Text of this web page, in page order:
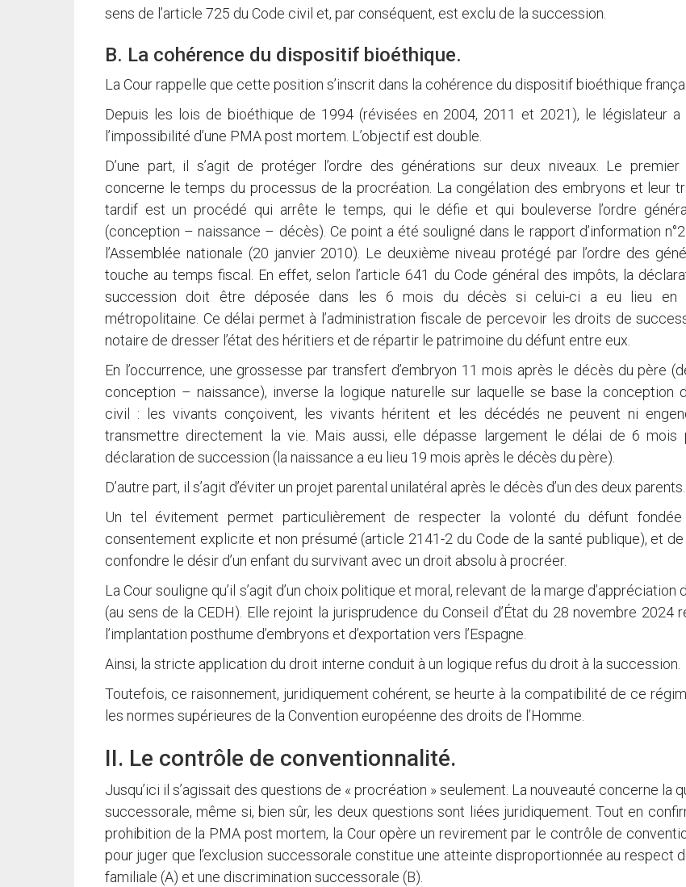
sens de l’article 725 du Code civil et, par conséquent, est exclu de la succession.
B. La cohérence du dispositif bioéthique.
La Cour rappelle que cette position s’inscrit dans la cohérence du dispositif bioéthique
Depuis les lois de bioéthique de 1994 (révisées en 2004, 2011 et 2021), le législateur a
l’impossibilité d’une PMA post mortem. L’objectif est double.
D’une part, il s’agit de protéger l’ordre des générations sur deux niveaux. Le premier
concerne le temps du processus de la procréation. La congélation des embryons et leur
tardif est un procédé qui arrête le temps, qui le défie et qui bouleverse l’ordre
(conception – naissance – décès). Ce point a été souligné dans le rapport d’information
l’Assemblée nationale (20 janvier 2010). Le deuxième niveau protégé par l’ordre des
touche au temps fiscal. En effet, selon l’article 641 du Code général des impôts, la
succession doit être déposée dans les 6 mois du décès si celui-ci a eu lieu en
métropolitaine. Ce délai permet à l’administration fiscale de percevoir les droits de
notaire de dresser l’état des héritiers et de répartir le patrimoine du défunt entre eux.
En l’occurrence, une grossesse par transfert d’embryon 11 mois après le décès du père
conception – naissance), inverse la logique naturelle sur laquelle se base la conception
civil : les vivants conçoivent, les vivants héritent et les décédés ne peuvent ni
transmettre directement la vie. Mais aussi, elle dépasse largement le délai de 6 mois
déclaration de succession (la naissance a eu lieu 19 mois après le décès du père).
D’autre part, il s’agit d’éviter un projet parental unilatéral après le décès d’un des deux parents.
Un tel évitement permet particulièrement de respecter la volonté du défunt
consentement explicite et non présumé (article 2141-2 du Code de la santé publique), et de
confondre le désir d’un enfant du survivant avec un droit absolu à procréer.
La Cour souligne qu’il s’agit d’un choix politique et moral, relevant de la marge d’appréciation
(au sens de la CEDH). Elle rejoint la jurisprudence du Conseil d’État du 28 novembre 2024
l’implantation posthume d’embryons et d’exportation vers l’Espagne.
Ainsi, la stricte application du droit interne conduit à un logique refus du droit à la succession.
Toutefois, ce raisonnement, juridiquement cohérent, se heurte à la compatibilité de ce
les normes supérieures de la Convention européenne des droits de l’Homme.
II. Le contrôle de conventionnalité.
Jusqu’ici il s’agissait des questions de « procréation » seulement. La nouveauté concerne la
successorale, même si, bien sûr, les deux questions sont liées juridiquement. Tout en
prohibition de la PMA post mortem, la Cour opère un revirement par le contrôle de
pour juger que l’exclusion successorale constitue une atteinte disproportionnée au respect
familiale (A) et une discrimination successorale (B).